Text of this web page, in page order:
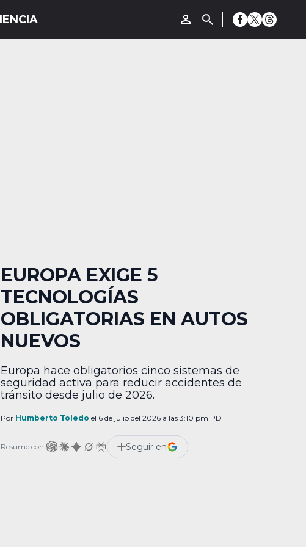
EUROPA EXIGE 5
TECNOLOGÍAS
OBLIGATORIAS EN AUTOS
NUEVOS
Europa hace obligatorios cinco sistemas de
seguridad activa para reducir accidentes de
tránsito desde julio de 2026.
Por Humberto Toledo el 6 de julio del 2026 a las 3:10 pm PDT
Resume con: Seguir en